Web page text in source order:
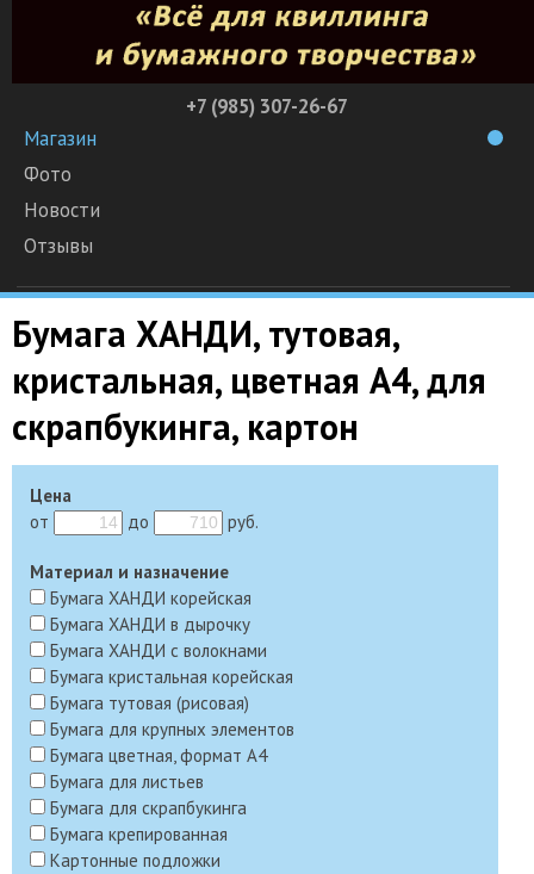
+7 (985) 307-26-67
Магазин
Фото
Новости
Отзывы
Бумага ХАНДИ, тутовая,
кристальная, цветная А4, для
скрапбукинга, картон
Цена
от
до руб.
Материал и назначение
Бумага ХАНДИ корейская
Бумага ХАНДИ в дырочку
Бумага ХАНДИ с волокнами
Бумага кристальная корейская
Бумага тутовая (рисовая)
Бумага для крупных элементов
Бумага цветная, формат А4
Бумага для листьев
Бумага для скрапбукинга
Бумага крепированная
Картонные подложки